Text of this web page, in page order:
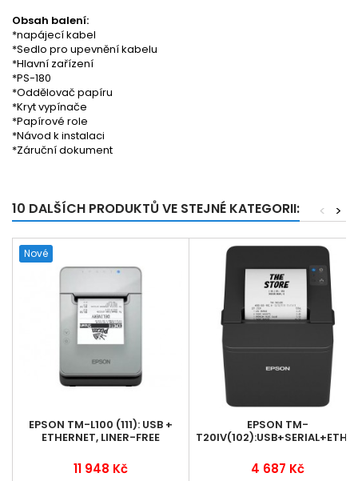
Obsah balení:
*napájecí kabel
*Sedlo pro upevnění kabelu
*Hlavní zařízení
*PS-180
*Oddělovač papíru
*Kryt vypínače
*Papírové role
*Návod k instalaci
*Záruční dokument
10 DALŠÍCH PRODUKTŮ VE STEJNÉ KATEGORII: >
<
Nové
EPSON TM-L100 (111): USB +
ETHERNET, LINER-FREE
11 948 Kč
EPSON TM-
4 687 Kč